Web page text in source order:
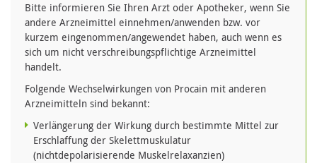
Bitte informieren Sie Ihren Arzt oder Apotheker, wenn Sie
andere Arzneimittel einnehmen/anwenden bzw. vor
kurzem eingenommen/angewendet haben, auch wenn es
sich um nicht verschreibungspflichtige Arzneimittel
handelt.
Folgende Wechselwirkungen von Procain mit anderen
Arzneimitteln sind bekannt:
Verlängerung der Wirkung durch bestimmte Mittel zur
Erschlaffung der Skelettmuskulatur
(nichtdepolarisierende Muskelrelaxanzien)